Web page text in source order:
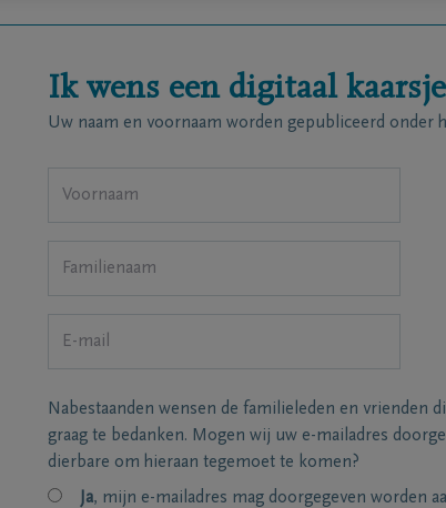
Ik wens een digitaal
Uw naam en voornaam worden gepubliceerd onder
Nabestaanden wensen de familieleden en vrienden
graag te bedanken. Mogen wij uw e-mailadres
dierbare om hieraan tegemoet te komen?
Ja, mijn e-mailadres mag doorgegeven worden